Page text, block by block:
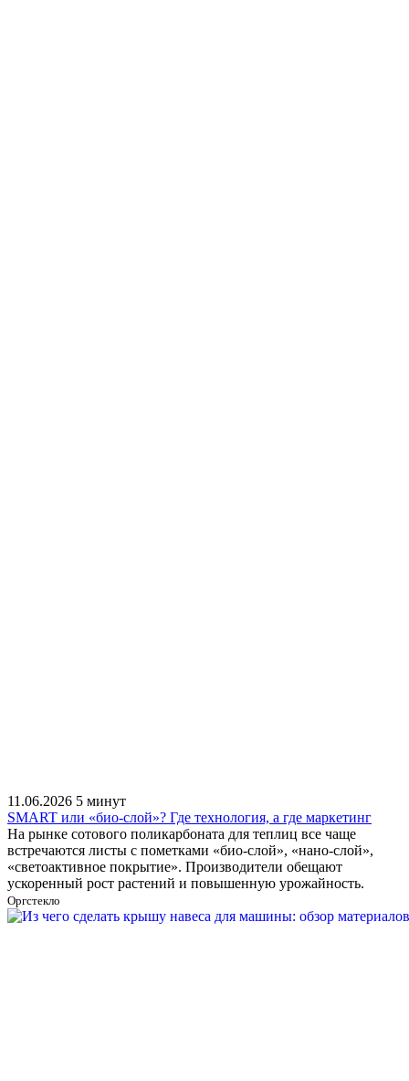
11.06.2026 5 минут
SMART или «био-слой»? Где технология, а где маркетинг
На рынке сотового поликарбоната для теплиц все чаще
встречаются листы с пометками «био-слой», «нано-слой»,
«светоактивное покрытие». Производители обещают
ускоренный рост растений и повышенную урожайность.
Оргстекло